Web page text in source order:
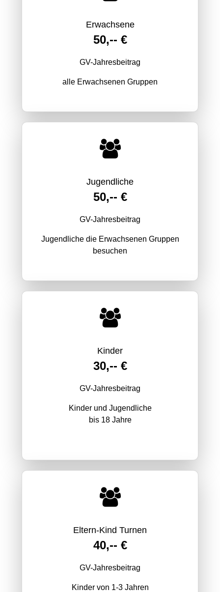
Erwachsene
50,-- €
GV-Jahresbeitrag
alle Erwachsenen Gruppen
Jugendliche
50,-- €
GV-Jahresbeitrag
Jugendliche die Erwachsenen Gruppen
besuchen
Kinder
30,-- €
GV-Jahresbeitrag
Kinder und Jugendliche
bis 18 Jahre
Eltern-Kind Turnen
40,-- €
GV-Jahresbeitrag
Kinder von 1-3 Jahren